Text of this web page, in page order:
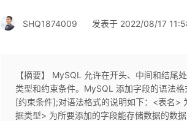
SHQ1874009 发表于 2022/08/17
【摘要】 MySQL 允许在开头、中间和结尾
类型和约束条件。MySQL 添加字段的语法
[约束条件];对语法格式的说明如下：<表名>
据类型> 为所要添加的字段能存储数据的数